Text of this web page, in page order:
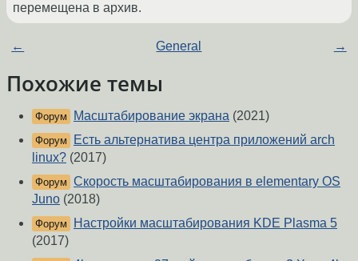
перемещена в архив.
← General →
Похожие темы
Форум Масштабирование экрана (2021)
Форум
Есть альтернатива центра приложений arch
linux? (2017)
Форум Скорость масштабирования в elementary OS
Juno (2018)
Форум
Настройки масштабирования KDE Plasma 5
(2017)